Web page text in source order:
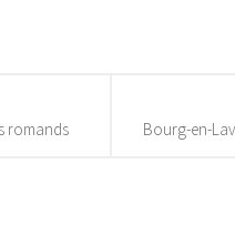
Bourg-en-
romands